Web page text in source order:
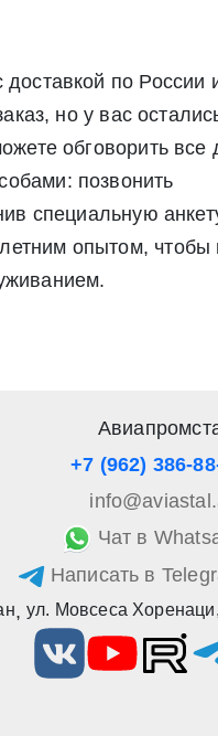
по России
но у вас
обговорить все
позвонить
специальную
опытом,
+7 (962) 386-
Чат в
Написать в
, ул. Мовсеса